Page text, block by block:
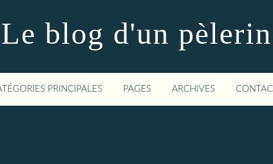
Le blog d'un pèlerin
PRINCIPALES PAGES ARCHIVES